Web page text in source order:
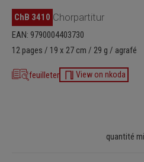
ChB 3410 Chorpartitur
EAN: 9790004403730
12 pages / 19 x 27 cm / 29 g / agrafé
feuilleter View on nkoda
quantité